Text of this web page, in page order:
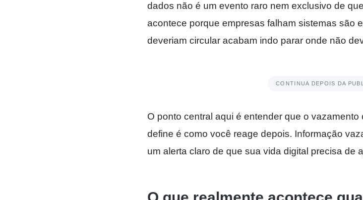
dados não é um evento raro nem exclusivo de
acontece porque empresas falham sistemas são
deveriam circular acabam indo parar onde não
CONTINUA DEPOIS DA
O ponto central aqui é entender que o
define é como você reage depois. Informação
um alerta claro de que sua vida digital precisa de